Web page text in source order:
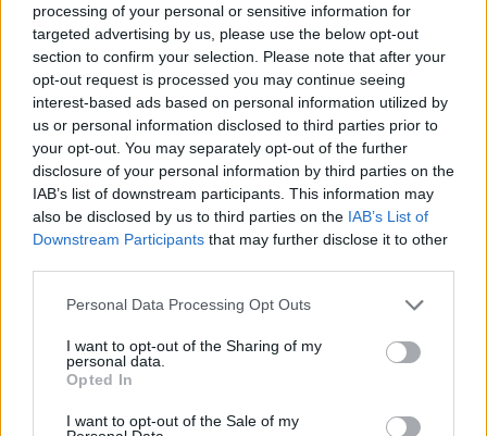
processing of your personal or sensitive information for
targeted advertising by us, please use the below opt-out
section to confirm your selection. Please note that after your
opt-out request is processed you may continue seeing
interest-based ads based on personal information utilized by
us or personal information disclosed to third parties prior to
your opt-out. You may separately opt-out of the further
disclosure of your personal information by third parties on the
IAB’s list of downstream participants. This information may
also be disclosed by us to third parties on the IAB’s List of
Downstream Participants that may further disclose it to other
Please note that this website/app uses one or more Google
not limited to your visit or usage behaviour. You may click to
grant or deny consent to Google and its third-party tags to
use your data for below specified purposes in below Google
consent section.
Personal Data Processing Opt Outs
I want to opt-out of the Sharing of my
personal data.
Opted In
I want to opt-out of the Sale of my
MAGYAR ÉPÍTŐK
Mi épül?
Belváros-Lipótváros játszótér